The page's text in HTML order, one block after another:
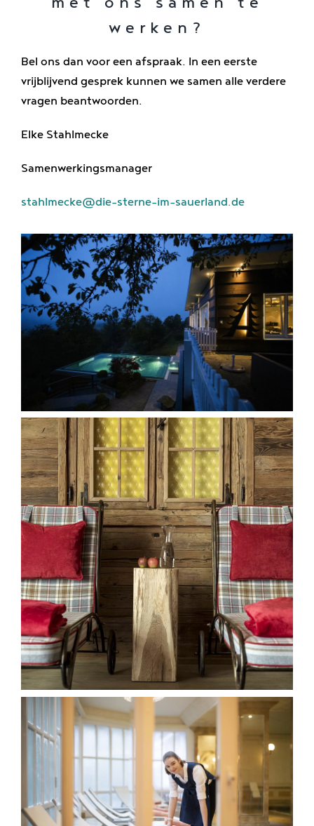
werken?
Bel ons dan voor een afspraak. In een eerste
vrijblijvend gesprek kunnen we samen alle verdere
vragen beantwoorden.
Elke Stahlmecke
Samenwerkingsmanager
stahlmecke@die-sterne-im-sauerland.de